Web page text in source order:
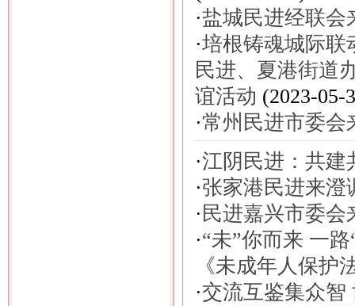
·盐城民进经联会
·培根铸魂城际
民进、夏港街道
谊活动 (2023-05-
·常州民进市委会
·江阴民进：共
·张家港民进来澄
· 民进嘉兴市委会
·“未”你而来 一
《未成年人保护
·交流互鉴集众